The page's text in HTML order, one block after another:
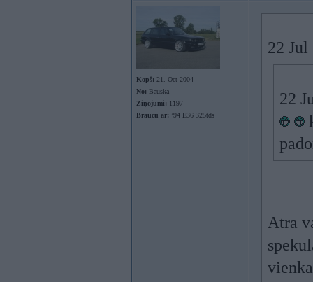
Kopš: 21. Oct 2004
No: Bauska
Ziņojumi: 1197
Braucu ar: ’94 E36 325tds
22
22
Atra